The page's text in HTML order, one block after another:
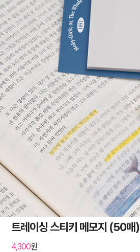
트레이싱 스티키 메모지 (50매)
4,300원